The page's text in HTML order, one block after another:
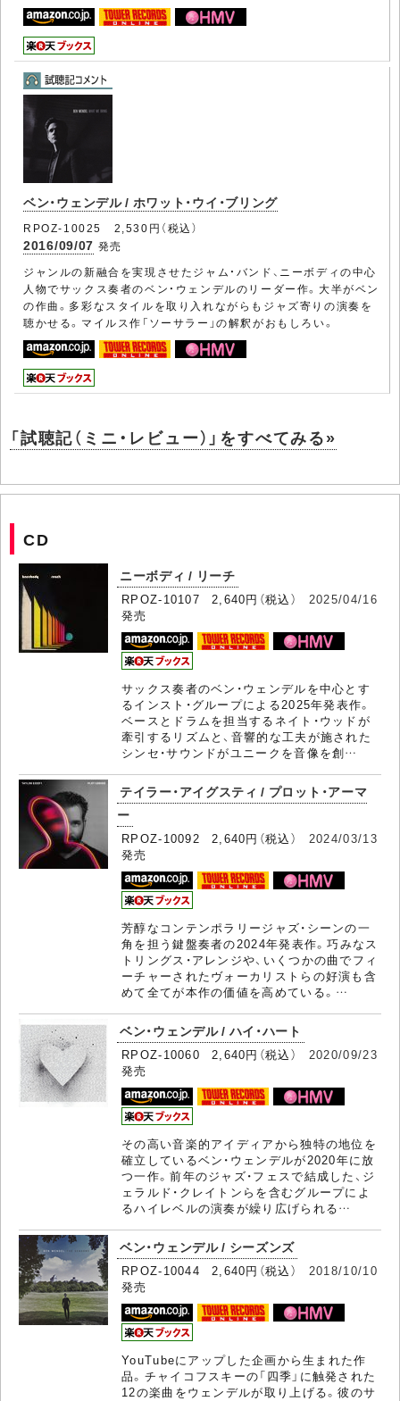
ベン・ウェンデル / ホワット・ウイ・ブリング
RPOZ-10025 2,530円（税込）
2016/09/07 発売
ジャンルの新融合を実現させたジャム・バンド、ニーボディの中心
人物でサックス奏者のベン・ウェンデルのリーダー作。大半がベン
の作曲。多彩なスタイルを取り入れながらもジャズ寄りの演奏を
聴かせる。マイルス作「ソーサラー」の解釈がおもしろい。
「試聴記（ミニ・レビュー）」をすべてみる»
CD
ニーボディ / リーチ
RPOZ-10107 2,640円（税込） 2025/04/16
発売
サックス奏者のベン・ウェンデルを中心とす
るインスト・グループによる2025年発表作。
ベースとドラムを担当するネイト・ウッドが
牽引するリズムと、音響的な工夫が施された
シンセ・サウンドがユニークを音像を創…
テイラー・アイグスティ / プロット・アーマ
ー
RPOZ-10092 2,640円（税込） 2024/03/13
発売
芳醇なコンテンポラリージャズ・シーンの一
角を担う鍵盤奏者の2024年発表作。巧みなス
トリングス・アレンジや、いくつかの曲でフィ
ーチャーされたヴォーカリストらの好演も含
めて全てが本作の価値を高めている。…
ベン・ウェンデル / ハイ・ハート
RPOZ-10060 2,640円（税込） 2020/09/23
発売
その高い音楽的アイディアから独特の地位を
確立しているベン・ウェンデルが2020年に放
つ一作。前年のジャズ・フェスで結成した、ジ
ェラルド・クレイトンらを含むグループによ
るハイレベルの演奏が繰り広げられる…
ベン・ウェンデル / シーズンズ
RPOZ-10044 2,640円（税込） 2018/10/10
発売
YouTubeにアップした企画から生まれた作
品。チャイコフスキーの「四季」に触発された
12の楽曲をウェンデルが取り上げる。彼のサ